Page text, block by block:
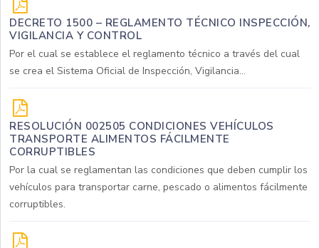
DECRETO 1500 – REGLAMENTO TÉCNICO INSPECCIÓN,
VIGILANCIA Y CONTROL
Por el cual se establece el reglamento técnico a través del cual
se crea el Sistema Oficial de Inspección, Vigilancia...
RESOLUCIÓN 002505 CONDICIONES VEHÍCULOS
TRANSPORTE ALIMENTOS FÁCILMENTE
CORRUPTIBLES
Por la cual se reglamentan las condiciones que deben cumplir los
vehículos para transportar carne, pescado o alimentos fácilmente
corruptibles.